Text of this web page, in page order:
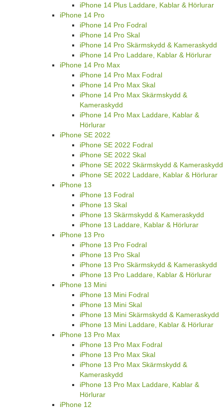
iPhone 14 Plus Laddare, Kablar & Hörlurar
iPhone 14 Pro
iPhone 14 Pro Fodral
iPhone 14 Pro Skal
iPhone 14 Pro Skärmskydd & Kameraskydd
iPhone 14 Pro Laddare, Kablar & Hörlurar
iPhone 14 Pro Max
iPhone 14 Pro Max Fodral
iPhone 14 Pro Max Skal
iPhone 14 Pro Max Skärmskydd &
Kameraskydd
iPhone 14 Pro Max Laddare, Kablar &
Hörlurar
iPhone SE 2022
iPhone SE 2022 Fodral
iPhone SE 2022 Skal
iPhone SE 2022 Skärmskydd & Kameraskydd
iPhone SE 2022 Laddare, Kablar & Hörlurar
iPhone 13
iPhone 13 Fodral
iPhone 13 Skal
iPhone 13 Skärmskydd & Kameraskydd
iPhone 13 Laddare, Kablar & Hörlurar
iPhone 13 Pro
iPhone 13 Pro Fodral
iPhone 13 Pro Skal
iPhone 13 Pro Skärmskydd & Kameraskydd
iPhone 13 Pro Laddare, Kablar & Hörlurar
iPhone 13 Mini
iPhone 13 Mini Fodral
iPhone 13 Mini Skal
iPhone 13 Mini Skärmskydd & Kameraskydd
iPhone 13 Mini Laddare, Kablar & Hörlurar
iPhone 13 Pro Max
iPhone 13 Pro Max Fodral
iPhone 13 Pro Max Skal
iPhone 13 Pro Max Skärmskydd &
Kameraskydd
iPhone 13 Pro Max Laddare, Kablar &
Hörlurar
iPhone 12